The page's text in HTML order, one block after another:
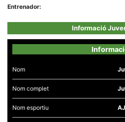
Entrenador:
Informació
Nom
Nom complet
Nom esportiu